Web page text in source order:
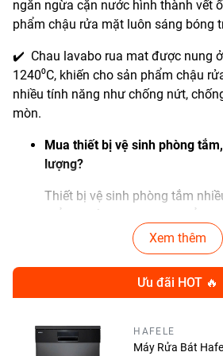
ngăn ngừa cặn nước hình thành vết
phẩm chậu rửa mặt luôn sáng bóng
✔️ Chau lavabo rua mat được nung
1240⁰C, khiến cho sản phẩm chậu
nhiều tính năng như chống nứt,
mòn.
Mua thiết bị vệ sinh phòng
lượng?
Thiết bị vệ sinh phòng tắm
chất lượng từ các thương hiệu
đơn giản. Hiện nay trên thị
khiến nhiều người mua phải
Khi có nhu cầu mua , người
Xem thêm
Ưu đãi HOT 🔥
HAFELE
Máy Rửa Bát